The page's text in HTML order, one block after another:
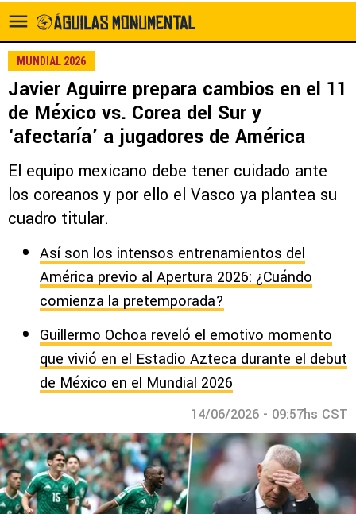
MUNDIAL 2026
Javier Aguirre prepara cambios en el 11
de México vs. Corea del Sur y
‘afectaría’ a jugadores de América
El equipo mexicano debe tener cuidado ante
los coreanos y por ello el Vasco ya plantea su
cuadro titular.
Así son los intensos entrenamientos del
América previo al Apertura 2026: ¿Cuándo
comienza la pretemporada?
Guillermo Ochoa reveló el emotivo momento
que vivió en el Estadio Azteca durante el debut
de México en el Mundial 2026
14/06/2026 - 09:57hs CST